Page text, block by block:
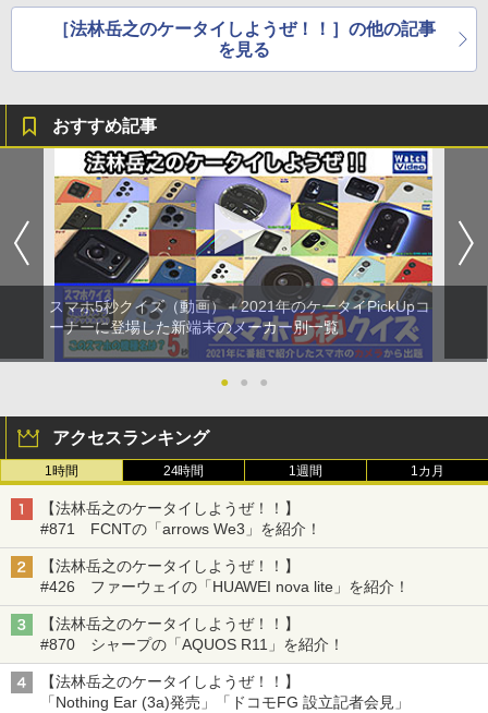
［法林岳之のケータイしようぜ！！］の他の記事
を見る
おすすめ記事
スマホ5秒クイズ（動画）＋2021年のケータイPickUpコ
ーナーに登場した新端末のメーカー別一覧
● ● ●
アクセスランキング
1時間 24時間 1週間 1カ月
【法林岳之のケータイしようぜ！！】
#871 FCNTの「arrows We3」を紹介！
【法林岳之のケータイしようぜ！！】
#426 ファーウェイの「HUAWEI nova lite」を紹介！
【法林岳之のケータイしようぜ！！】
#870 シャープの「AQUOS R11」を紹介！
【法林岳之のケータイしようぜ！！】
「Nothing Ear (3a)発売」「ドコモFG 設立記者会見」